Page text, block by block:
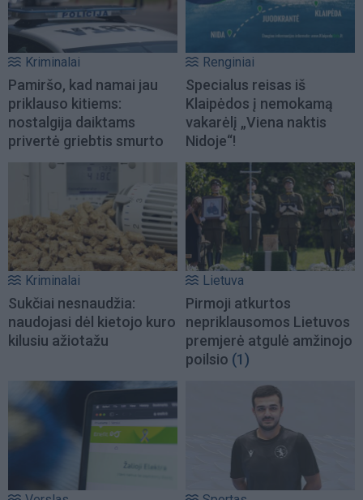
Kriminalai
Pamiršo, kad namai jau
priklauso kitiems:
nostalgija daiktams
privertė griebtis smurto
Renginiai
Specialus reisas iš
Klaipėdos į nemokamą
vakarėlį „Viena naktis
Nidoje“!
Kriminalai
Sukčiai nesnaudžia:
naudojasi dėl kietojo kuro
kilusiu ažiotažu
Lietuva
Pirmoji atkurtos
nepriklausomos Lietuvos
premjerė atgulė amžinojo
poilsio (1)